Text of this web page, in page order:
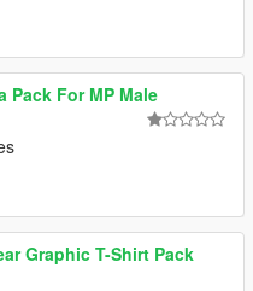
Pack For MP Male
Graphic T-Shirt Pack